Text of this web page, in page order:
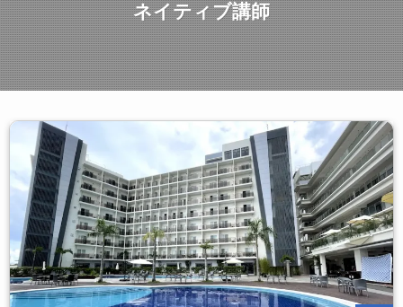
ネイティブ講師